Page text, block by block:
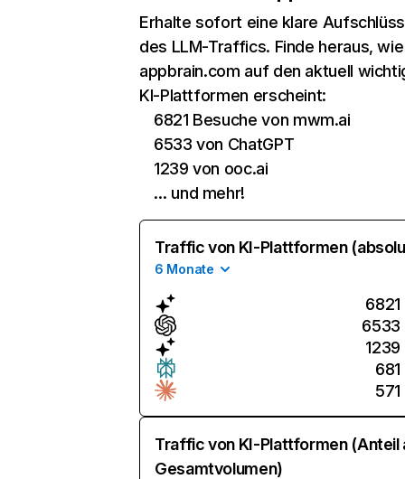
Erhalte sofort eine klare
des LLM-Traffics. Finde heraus, wie
appbrain.com auf den aktuell
KI-Plattformen erscheint:
6821 Besuche von mwm.ai
6533 von ChatGPT
1239 von ooc.ai
… und mehr!
Traffic von KI-Plattformen
6 Monate
6821
6533
1239
681
571
Traffic von KI-Plattformen (Anteil
Gesamtvolumen)